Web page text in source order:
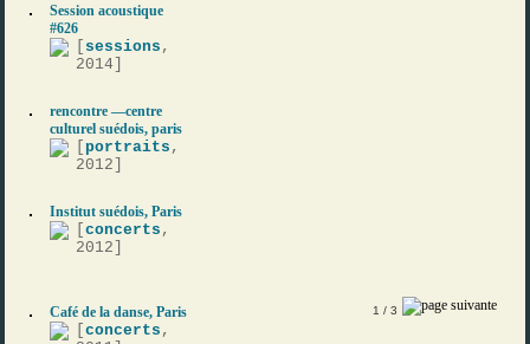
Session acoustique
#626
sessions ,
2014]
rencontre —centre
culturel suédois, paris
portraits ,
2012]
Institut suédois, Paris
[concerts ,
2012]
Café de la danse, Paris
[concerts ,
1 / 3